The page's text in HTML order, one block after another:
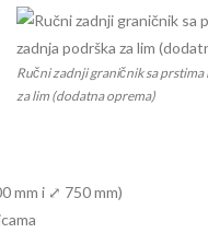
Ručni zadnji graničnik sa prstima
za lim (dodatna oprema)
mm i ⤢ 750 mm)